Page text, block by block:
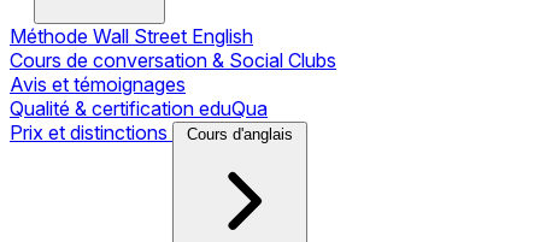
Méthode Wall Street English
Cours de conversation & Social Clubs
Avis et témoignages
Qualité & certification eduQua
Prix et distinctions
Cours d'anglais